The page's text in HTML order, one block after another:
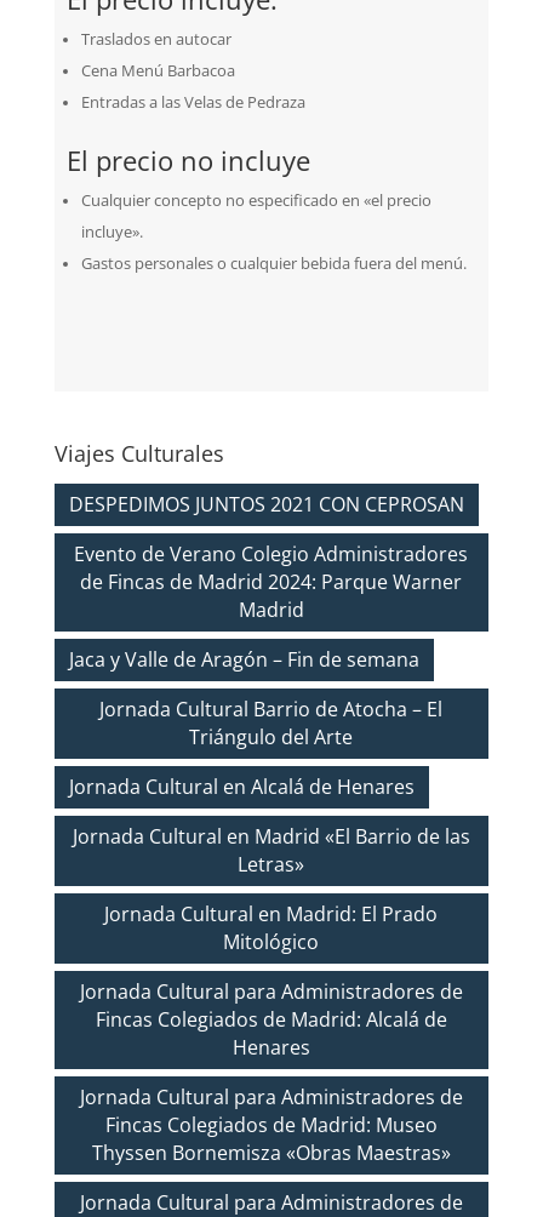
Traslados en autocar
Cena Menú Barbacoa
Entradas a las Velas de Pedraza
El precio no incluye
Cualquier concepto no especificado en «el precio
incluye».
Gastos personales o cualquier bebida fuera del menú.
Viajes Culturales
DESPEDIMOS JUNTOS 2021 CON CEPROSAN
Evento de Verano Colegio Administradores
de Fincas de Madrid 2024: Parque Warner
Madrid
Jaca y Valle de Aragón – Fin de semana
Jornada Cultural Barrio de Atocha – El
Triángulo del Arte
Jornada Cultural en Alcalá de Henares
Jornada Cultural en Madrid «El Barrio de las
Letras»
Jornada Cultural en Madrid: El Prado
Mitológico
Jornada Cultural para Administradores de
Fincas Colegiados de Madrid: Alcalá de
Henares
Jornada Cultural para Administradores de
Fincas Colegiados de Madrid: Museo
Thyssen Bornemisza «Obras Maestras»
Jornada Cultural para Administradores de